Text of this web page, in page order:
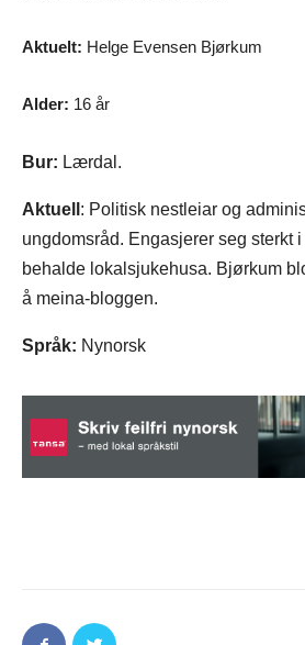
Aktuelt: Helge Evensen Bjørkum
Alder: 16 år
Bur: Lærdal.
Aktuell : Politisk nestleiar og
ungdomsråd. Engasjerer seg sterkt
behalde lokalsjukehusa. Bjørkum
å meina-bloggen.
Språk: Nynorsk